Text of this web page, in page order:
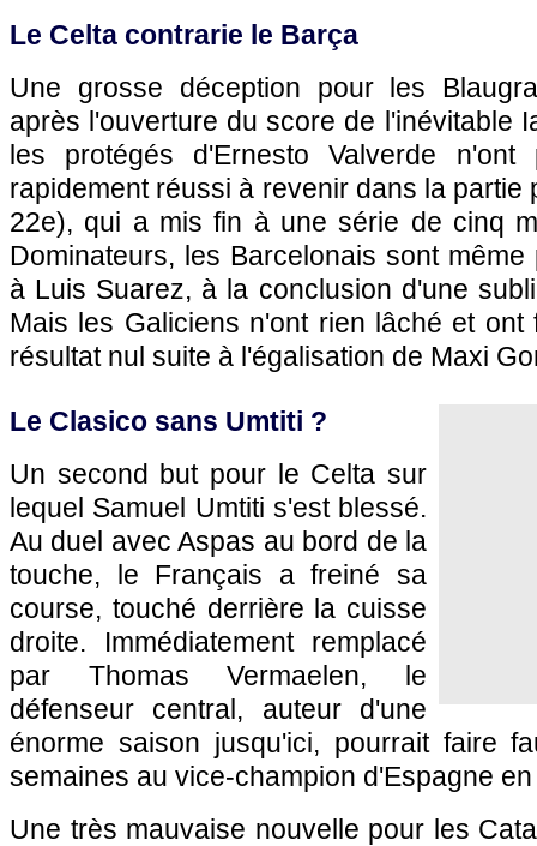
Le Celta contrarie le Barça
Une grosse déception pour les
après l'ouverture du score de l'inévitable
les protégés d'Ernesto Valverde
rapidement réussi à revenir dans la partie
22e), qui a mis fin à une série de cinq
Dominateurs, les Barcelonais sont
à Luis Suarez, à la conclusion d'une
Mais les Galiciens n'ont rien lâché et ont
résultat nul suite à l'égalisation de Maxi
Le Clasico sans Umtiti ?
Un second but pour le Celta sur
lequel Samuel Umtiti s'est blessé.
Au duel avec Aspas au bord de la
touche, le Français a freiné sa
course, touché derrière la cuisse
droite. Immédiatement remplacé
par Thomas Vermaelen, le
défenseur central, auteur d'une
énorme saison jusqu'ici, pourrait faire
semaines au vice-champion d'Espagne en
Une très mauvaise nouvelle pour les